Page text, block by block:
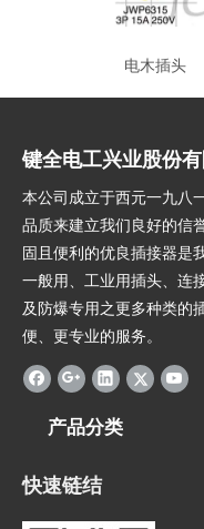
电木插头
键全电工兴业股份有
本公司成立于西元一九八
品质来建立我们良好的信
固且便利的优良插接器是
一般用、工业用插头、连
及防爆专用之更多种类的
便、更专业的服务。
产品分类
快速链结